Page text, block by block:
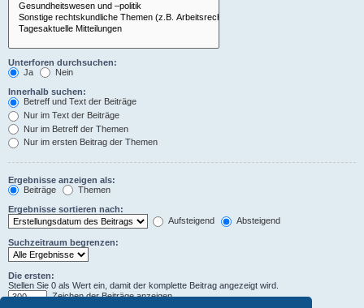
Unterforen durchsuchen:
Ja
Nein
Innerhalb suchen:
Betreff und Text der Beiträge
Nur im Text der Beiträge
Nur im Betreff der Themen
Nur im ersten Beitrag der Themen
Ergebnisse anzeigen als:
Beiträge
Themen
Ergebnisse sortieren nach:
Aufsteigend
Absteigend
Suchzeitraum begrenzen:
Die ersten:
Stellen Sie 0 als Wert ein, damit der komplette Beitrag angezeigt wird.
Zeichen der Beiträge anzeigen